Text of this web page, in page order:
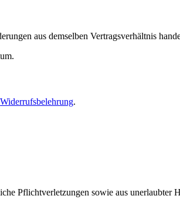
aus demselben Vertragsverhältnis
Widerrufsbelehrung.
Pflichtverletzungen sowie aus unerlaubter